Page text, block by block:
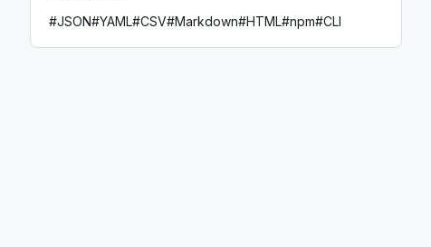
#JSON#YAML#CSV#Markdown#HTML#npm#CLI